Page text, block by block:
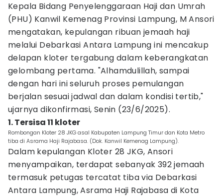
Kepala Bidang Penyelenggaraan Haji dan Umrah
(PHU) Kanwil Kemenag Provinsi Lampung, M Ansori
mengatakan, kepulangan ribuan jemaah haji
melalui Debarkasi Antara Lampung ini mencakup
delapan kloter tergabung dalam keberangkatan
gelombang pertama. "Alhamdulillah, sampai
dengan hari ini seluruh proses pemulangan
berjalan sesuai jadwal dan dalam kondisi tertib,"
ujarnya dikonfirmasi, Senin (23/6/2025).
1. Tersisa 11 kloter
Rombongan Kloter 28 JKG asal Kabupaten Lampung Timur dan Kota Metro
tiba di Asrama Haji Rajabasa. (Dok. Kanwil Kemenag Lampung).
Dalam kepulangan Kloter 28 JKG, Ansori
menyampaikan, terdapat sebanyak 392 jemaah
termasuk petugas tercatat tiba via Debarkasi
Antara Lampung, Asrama Haji Rajabasa di Kota